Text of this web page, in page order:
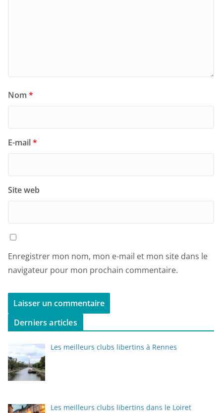
Nom *
E-mail*
Site web
Enregistrer mon nom, mon e-mail et mon site dans le
navigateur pour mon prochain commentaire.
Derniers articles
Les meilleurs clubs libertins à Rennes
Les meilleurs clubs libertins dans le Loiret